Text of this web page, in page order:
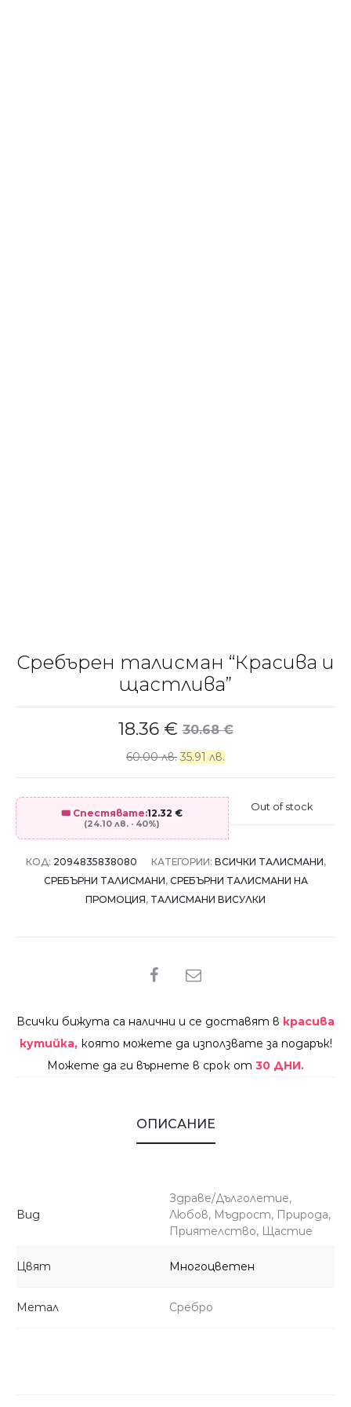
Сребърен талисман “Красива и
щастлива”
30.68€
18.36 €
60.00 лв. 35.91 лв.
🎟️ Спестявате:12.32€
(24.10 лв. · 40%)
Out of stock
КОД: 2094835838080 КАТЕГОРИИ: ВСИЧКИ ТАЛИСМАНИ,
СРЕБЪРНИ ТАЛИСМАНИ, СРЕБЪРНИ ТАЛИСМАНИ НА
ПРОМОЦИЯ, ТАЛИСМАНИ ВИСУЛКИ
SHARE
Всички бижута са налични и се доставят в красива
кутийка, която можете да използвате за подарък!
Можете да ги върнете в срок от 30 ДНИ.
ОПИСАНИЕ
Вид
Здраве/Дълголетие,
Любов, Мъдрост, Природа,
Приятелство, Щастие
Цвят Многоцветен
Метал Сребро